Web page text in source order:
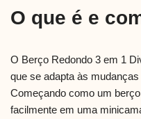
O que é e
O Berço Redondo 3 em 1
que se adapta às
Começando como um
facilmente em uma